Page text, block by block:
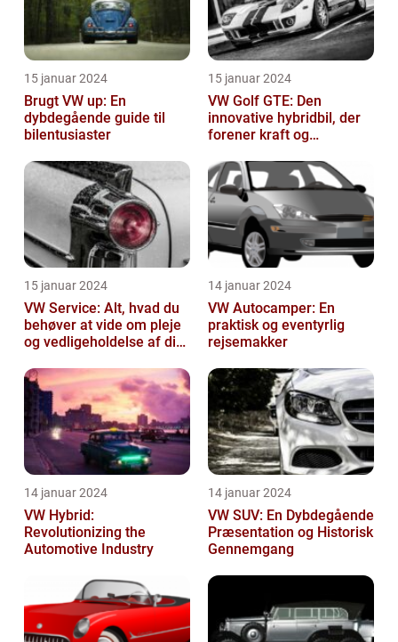
15 januar 2024
Brugt VW up: En
dybdegående guide til
bilentusiaster
15 januar 2024
VW Golf GTE: Den
innovative hybridbil, der
forener kraft og
15 januar 2024
VW Service: Alt, hvad du
behøver at vide om pleje
og vedligeholdelse af din
14 januar 2024
VW Autocamper: En
praktisk og eventyrlig
rejsemakker
14 januar 2024
VW Hybrid:
Revolutionizing the
Automotive Industry
14 januar 2024
VW SUV: En Dybdegående
Præsentation og Historisk
Gennemgang